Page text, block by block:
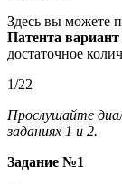
Здесь вы можете
Патента вариант
достаточное
1/22
Прослушайте
заданиях 1 и 2.
Задание №1